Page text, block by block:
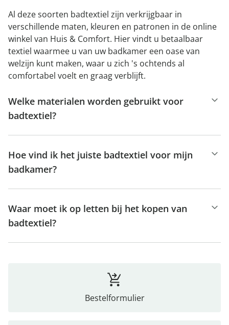
Al deze soorten badtextiel zijn verkrijgbaar in
verschillende maten, kleuren en patronen in de online
winkel van Huis & Comfort. Hier vindt u betaalbaar
textiel waarmee u van uw badkamer een oase van
welzijn kunt maken, waar u zich 's ochtends al
comfortabel voelt en graag verblijft.
Welke materialen worden gebruikt voor
badtextiel?
Hoe vind ik het juiste badtextiel voor mijn
badkamer?
Waar moet ik op letten bij het kopen van
badtextiel?
Bestelformulier